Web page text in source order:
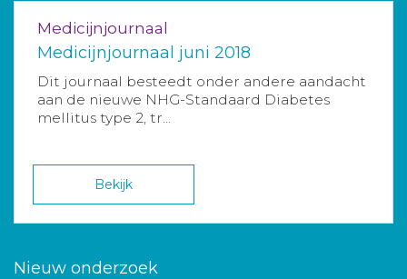
Medicijnjournaal
Medicijnjournaal juni 2018
Dit journaal besteedt onder andere aandacht
aan de nieuwe NHG-Standaard Diabetes
mellitus type 2, tr...
Bekijk
Nieuw onderzoek